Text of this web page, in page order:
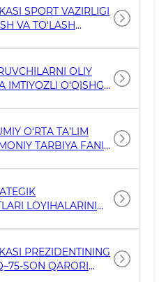
SPORT VAZIRLIGI
VA TO‘LASH
OLIY
IMTIYOZLI O‘QISHGA
O‘RTA TA’LIM
TARBIYA FANI
VA O‘TKAZISH
LOYIHALARINI
ISHCHI GURUHI
PREZIDENTINING
SON QARORI